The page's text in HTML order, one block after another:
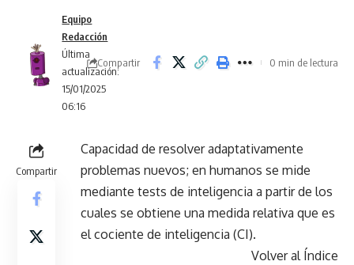
Última
actualización:
15/01/2025
06:16
Equipo
Redacción
Compartir 0 min de lectura
Compartir
Capacidad de resolver adaptativamente
problemas nuevos; en humanos se mide
mediante tests de inteligencia a partir de los
cuales se obtiene una medida relativa que es
el cociente de inteligencia (CI).
Volver al Índice